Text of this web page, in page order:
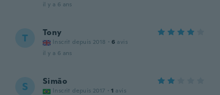
il y a 6 ans
T Tony
Inscrit depuis 2018 · 6 avis
il y a 6 ans
S Simão
Inscrit depuis 2017 · 1 avis